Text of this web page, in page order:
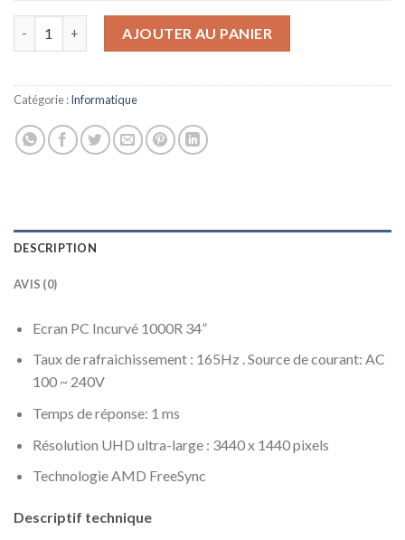
AJOUTER AU PANIER
Catégorie :Informatique
DESCRIPTION
AVIS (0)
Ecran PC Incurvé 1000R 34”
Taux de rafraichissement : 165Hz . Source de courant: AC
100 ~ 240V
Temps de réponse: 1 ms
Résolution UHD ultra-large : 3440 x 1440 pixels
Technologie AMD FreeSync
Descriptif technique